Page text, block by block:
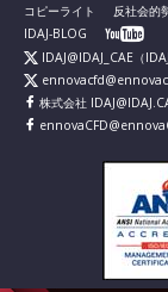
コピーライト
反社会的
IDAJ-BLOG
IDAJ@IDAJ_CAE （
株式会社